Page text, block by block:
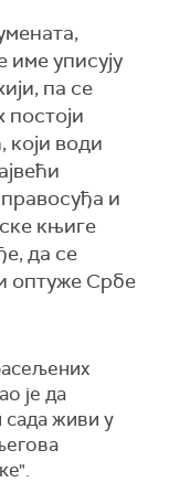
име уписују
па се
који води
и
књиге
да се
оптуже Србе
је да
живи у